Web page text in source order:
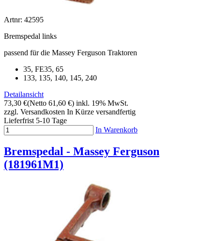
Artnr: 42595
Bremspedal links
passend für die Massey Ferguson Traktoren
35, FE35, 65
133, 135, 140, 145, 240
Detailansicht
73,30 €(Netto 61,60 €) inkl. 19% MwSt.
zzgl. Versandkosten In Kürze versandfertig
Lieferfrist 5-10 Tage
In Warenkorb
Bremspedal - Massey Ferguson
(181961M1)